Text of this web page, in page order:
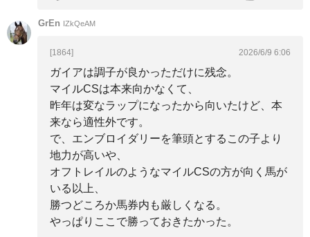
GrEn IZkQeAM
[1864] 2026/6/9 6:06
ガイアは調子が良かっただけに残念。
マイルCSは本来向かなくて、
昨年は変なラップになったから向いたけど、本
来なら適性外です。
で、エンブロイダリーを筆頭とするこの子より
地力が高いや、
オフトレイルのようなマイルCSの方が向く馬が
いる以上、
勝つどころか馬券内も厳しくなる。
やっぱりここで勝っておきたかった。